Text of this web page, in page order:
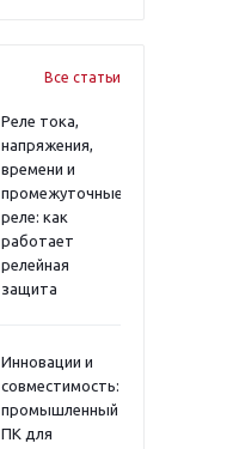
Все статьи
Реле тока,
напряжения,
времени и
промежуточные
реле: как
работает
релейная
защита
Инновации и
совместимость:
промышленный
ПК для